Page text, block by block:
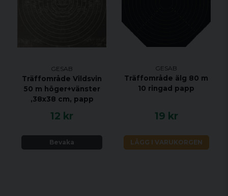
GESAB
Träffområde Vildsvin
50 m höger+vänster
,38x38 cm, papp
12 kr
Bevaka
GESAB
Träffområde älg 80 m
10 ringad papp
19 kr
LÄGG I VARUKORGEN